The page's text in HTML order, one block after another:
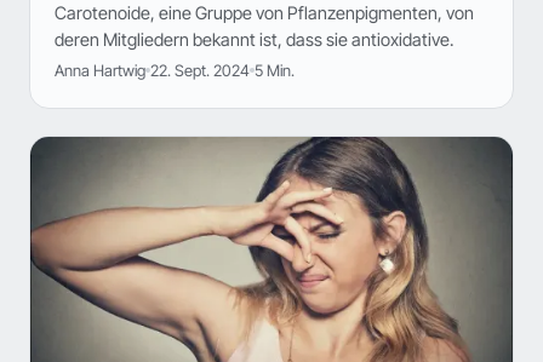
Carotenoide, eine Gruppe von Pflanzenpigmenten, von
deren Mitgliedern bekannt ist, dass sie antioxidative.
Anna Hartwig 22. Sept. 2024 5 Min.